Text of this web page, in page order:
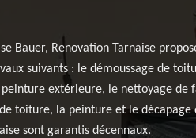
Bauer, Renovation Tarnaise
suivants : le démoussage de
extérieure, le nettoyage
toiture, la peinture et le
sont garantis décennaux.